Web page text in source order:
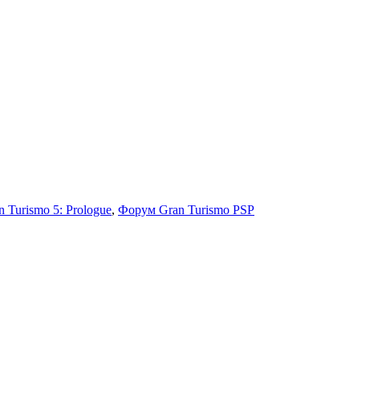
Turismo 5: Prologue, Форум Gran Turismo PSP